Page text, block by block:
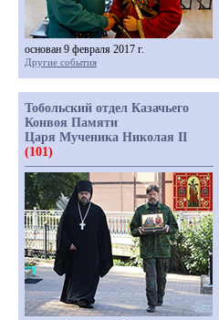
основан 9 февраля 2017 г.
Другие события
Тобольский отдел Казачьего
Конвоя Памяти
Царя Мученика Николая II
(101)